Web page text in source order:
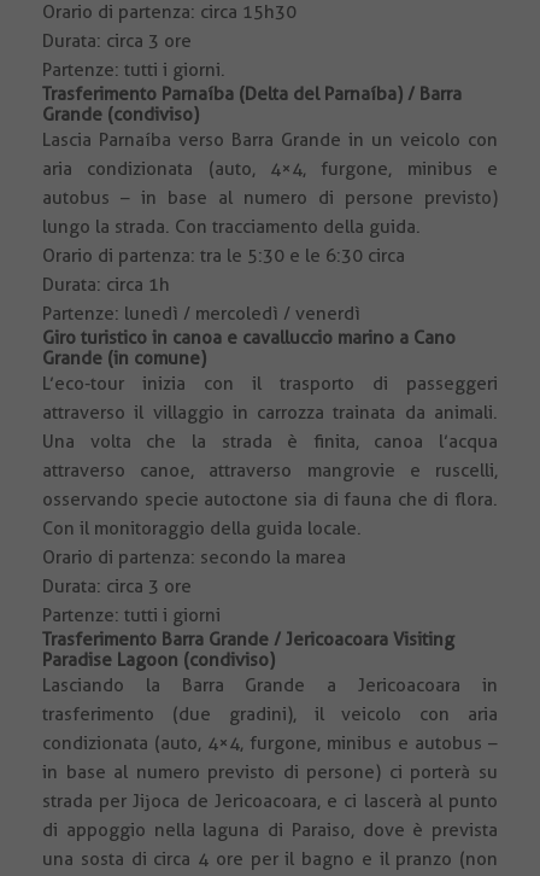
Orario di partenza: circa 15h30
Durata: circa 3 ore
Partenze: tutti i giorni.
Trasferimento Parnaíba (Delta del Parnaíba) / Barra
Grande (condiviso)
Lascia Parnaíba verso Barra Grande in un veicolo con
aria condizionata (auto, 4×4, furgone, minibus e
autobus – in base al numero di persone previsto)
lungo la strada. Con tracciamento della guida.
Orario di partenza: tra le 5:30 e le 6:30 circa
Durata: circa 1h
Partenze: lunedì / mercoledì / venerdì
Giro turistico in canoa e cavalluccio marino a Cano
Grande (in comune)
L’eco-tour inizia con il trasporto di passeggeri
attraverso il villaggio in carrozza trainata da animali.
Una volta che la strada è finita, canoa l’acqua
attraverso canoe, attraverso mangrovie e ruscelli,
osservando specie autoctone sia di fauna che di flora.
Con il monitoraggio della guida locale.
Orario di partenza: secondo la marea
Durata: circa 3 ore
Partenze: tutti i giorni
Trasferimento Barra Grande / Jericoacoara Visiting
Paradise Lagoon (condiviso)
Lasciando la Barra Grande a Jericoacoara in
trasferimento (due gradini), il veicolo con aria
condizionata (auto, 4×4, furgone, minibus e autobus –
in base al numero previsto di persone) ci porterà su
strada per Jijoca de Jericoacoara, e ci lascerà al punto
di appoggio nella laguna di Paraiso, dove è prevista
una sosta di circa 4 ore per il bagno e il pranzo (non